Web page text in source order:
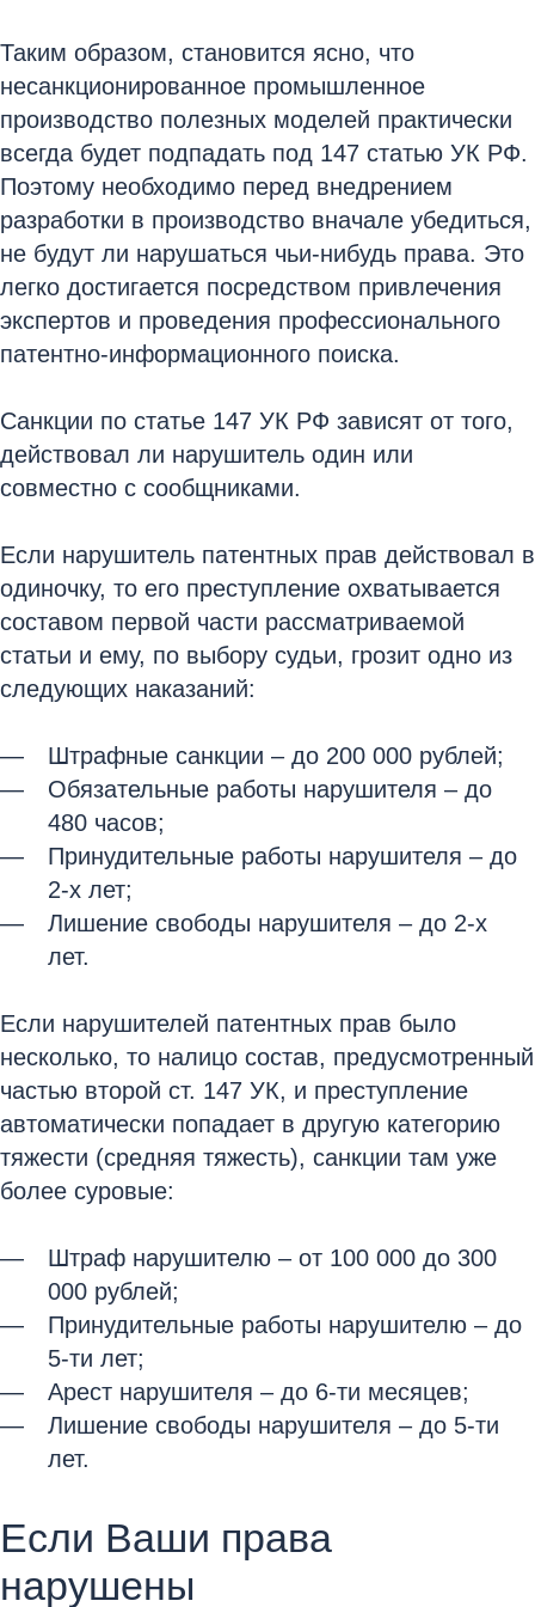
Таким образом, становится ясно, что
несанкционированное промышленное
производство полезных моделей практически
всегда будет подпадать под 147 статью УК РФ.
Поэтому необходимо перед внедрением
разработки в производство вначале убедиться,
не будут ли нарушаться чьи-нибудь права. Это
легко достигается посредством привлечения
экспертов и проведения профессионального
патентно-информационного поиска.
Санкции по статье 147 УК РФ зависят от того,
действовал ли нарушитель один или
совместно с сообщниками.
Если нарушитель патентных прав действовал в
одиночку, то его преступление охватывается
составом первой части рассматриваемой
статьи и ему, по выбору судьи, грозит одно из
следующих наказаний:
Штрафные санкции – до 200 000 рублей;
Обязательные работы нарушителя – до
480 часов;
Принудительные работы нарушителя – до
2-х лет;
Лишение свободы нарушителя – до 2-х
лет.
Если нарушителей патентных прав было
несколько, то налицо состав, предусмотренный
частью второй ст. 147 УК, и преступление
автоматически попадает в другую категорию
тяжести (средняя тяжесть), санкции там уже
более суровые:
Штраф нарушителю – от 100 000 до 300
000 рублей;
Принудительные работы нарушителю – до
5-ти лет;
Арест нарушителя – до 6-ти месяцев;
Лишение свободы нарушителя – до 5-ти
лет.
Если Ваши права
нарушены